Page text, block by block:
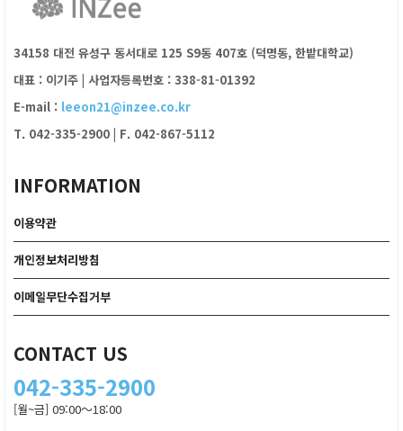
34158 대전 유성구 동서대로 125 S9동 407호 (덕명동, 한밭대학교)
대표 : 이기주 | 사업자등록번호 : 338-81-01392
E-mail : leeon21@inzee.co.kr
T. 042-335-2900 | F. 042-867-5112
INFORMATION
이용약관
개인정보처리방침
이메일무단수집거부
CONTACT US
042-335-2900
[월~금] 09:00～18:00